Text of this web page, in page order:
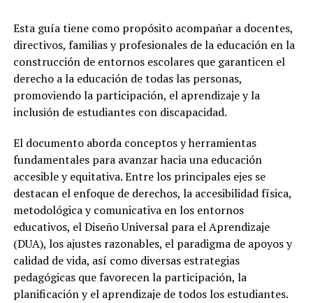
Esta guía tiene como propósito acompañar a docentes,
directivos, familias y profesionales de la educación en la
construcción de entornos escolares que garanticen el
derecho a la educación de todas las personas,
promoviendo la participación, el aprendizaje y la
inclusión de estudiantes con discapacidad.
El documento aborda conceptos y herramientas
fundamentales para avanzar hacia una educación
accesible y equitativa. Entre los principales ejes se
destacan el enfoque de derechos, la accesibilidad física,
metodológica y comunicativa en los entornos
educativos, el Diseño Universal para el Aprendizaje
(DUA), los ajustes razonables, el paradigma de apoyos y
calidad de vida, así como diversas estrategias
pedagógicas que favorecen la participación, la
planificación y el aprendizaje de todos los estudiantes.